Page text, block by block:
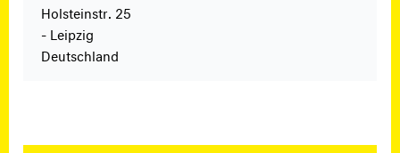
Holsteinstr. 25
- Leipzig
Deutschland